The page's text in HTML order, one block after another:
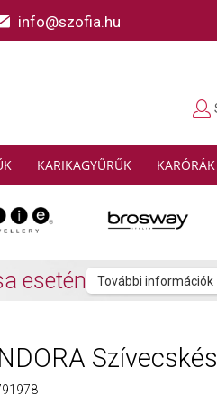
info@szofia.hu
KARIKAGYŰRŰK KARÓRÁK
információk